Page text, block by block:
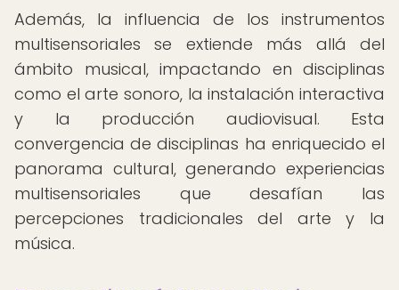
Además, la influencia de los instrumentos
multisensoriales se extiende más allá del
ámbito musical, impactando en disciplinas
como el arte sonoro, la instalación interactiva
y la producción audiovisual. Esta
convergencia de disciplinas ha enriquecido el
panorama cultural, generando experiencias
multisensoriales que desafían las
percepciones tradicionales del arte y la
música.